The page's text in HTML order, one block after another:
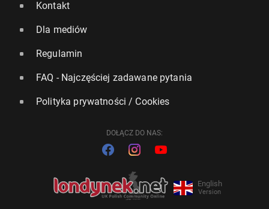
Kontakt
Dla mediów
Regulamin
FAQ - Najczęściej zadawane pytania
Polityka prywatności / Cookies
DOŁĄCZ DO NAS:
English
Version